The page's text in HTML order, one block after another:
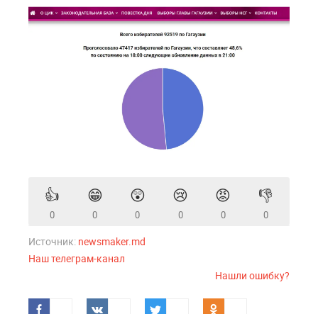
👍
0
😁
0
😲
0
😢
0
😡
0
👎
0
Источник: newsmaker.md
Наш телеграм-канал
Нашли ошибку?